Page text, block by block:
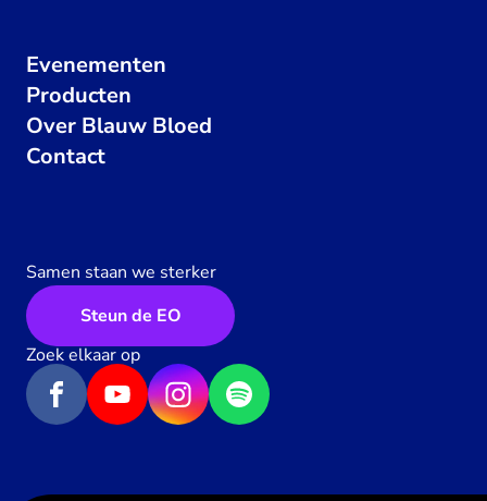
Evenementen
Producten
Over Blauw Bloed
Contact
Samen staan we sterker
Steun de EO
Zoek elkaar op